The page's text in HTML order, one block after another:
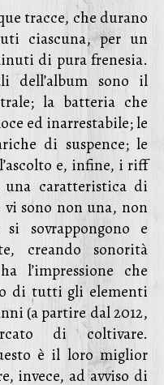
tracce, che durano
ciascuna, per un
di pura frenesia.
dell’album sono il
la batteria che
ed inarrestabile; le
di suspence; le
e, infine, i riff
caratteristica di
sono non una, non
sovrappongono e
creando sonorità
l’impressione che
di tutti gli elementi
(a partire dal 2012,
di coltivare.
è il loro miglior
invece, ad avviso di